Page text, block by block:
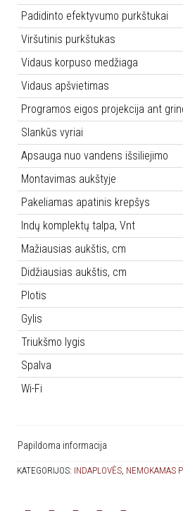
Padidinto efektyvumo purkštukai
Viršutinis purkštukas
Vidaus korpuso medžiaga
Vidaus apšvietimas
Programos eigos projekcija ant
Slankūs vyriai
Apsauga nuo vandens išsiliejimo
Montavimas aukštyje
Pakeliamas apatinis krepšys
Indų komplektų talpa, Vnt
Mažiausias aukštis, cm
Didžiausias aukštis, cm
Plotis
Gylis
Triukšmo lygis
Spalva
Wi-Fi
Papildoma informacija
KATEGORIJOS: INDAPLOVĖS NEMOKAMAS